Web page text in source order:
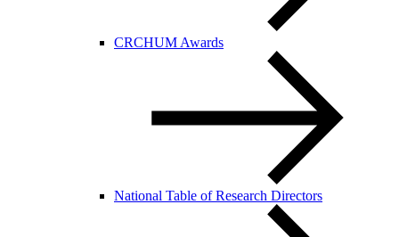
CRCHUM Awards
National Table of Research Directors